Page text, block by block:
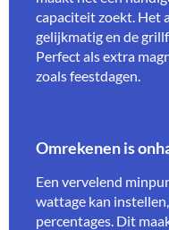
capaciteit zoekt. Het
gelijkmatig en de
Perfect als extra
zoals feestdagen.
Omrekenen is
Een vervelend
wattage kan
percentages. Dit